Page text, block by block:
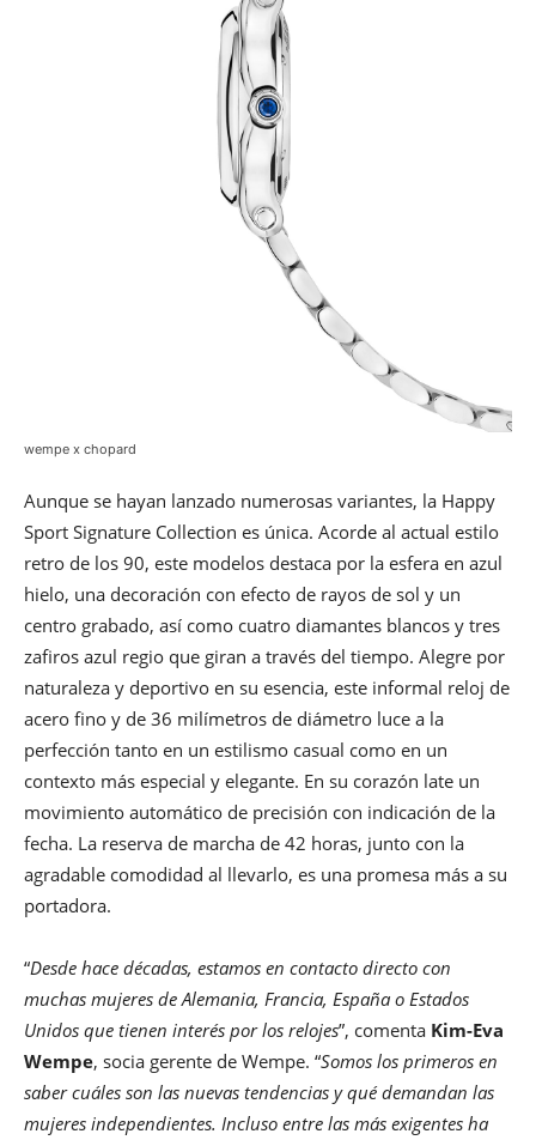
wempe x chopard
Aunque se hayan lanzado numerosas variantes, la Happy
Sport Signature Collection es única. Acorde al actual estilo
retro de los 90, este modelos destaca por la esfera en azul
hielo, una decoración con efecto de rayos de sol y un
centro grabado, así como cuatro diamantes blancos y tres
zafiros azul regio que giran a través del tiempo. Alegre por
naturaleza y deportivo en su esencia, este informal reloj de
acero fino y de 36 milímetros de diámetro luce a la
perfección tanto en un estilismo casual como en un
contexto más especial y elegante. En su corazón late un
movimiento automático de precisión con indicación de la
fecha. La reserva de marcha de 42 horas, junto con la
agradable comodidad al llevarlo, es una promesa más a su
portadora.
“Desde hace décadas, estamos en contacto directo con
muchas mujeres de Alemania, Francia, España o Estados
Unidos que tienen interés por los relojes”, comenta Kim-Eva
Wempe, socia gerente de Wempe. “Somos los primeros en
saber cuáles son las nuevas tendencias y qué demandan las
mujeres independientes. Incluso entre las más exigentes ha